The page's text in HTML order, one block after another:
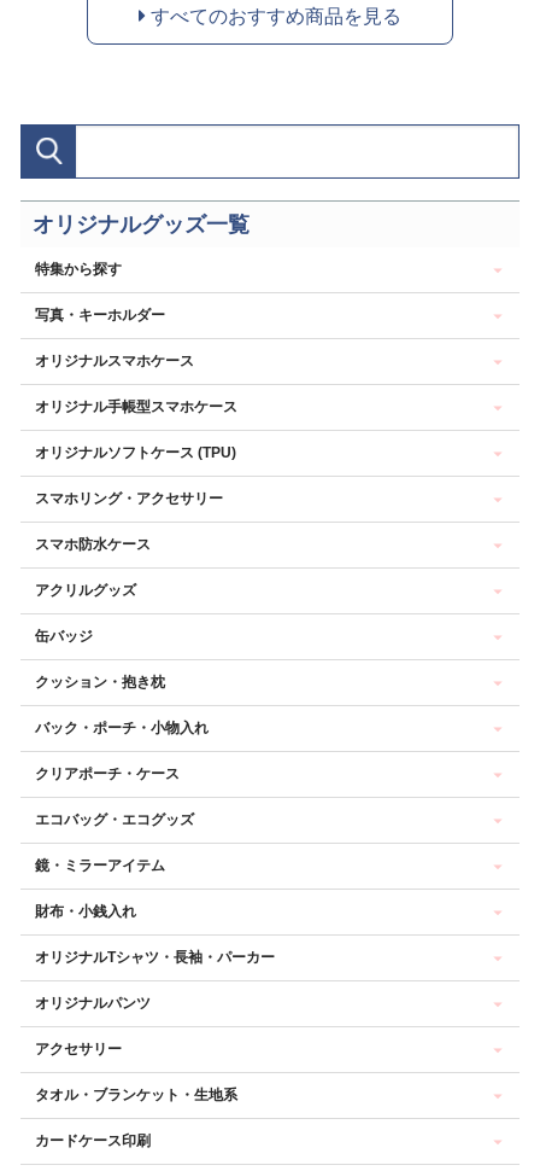
すべてのおすすめ商品を見る
オリジナルグッズ一覧
特集から探す
写真・キーホルダー
オリジナルスマホケース
オリジナル手帳型スマホケース
オリジナルソフトケース (TPU)
スマホリング・アクセサリー
スマホ防水ケース
アクリルグッズ
缶バッジ
クッション・抱き枕
バック・ポーチ・小物入れ
クリアポーチ・ケース
エコバッグ・エコグッズ
鏡・ミラーアイテム
財布・小銭入れ
オリジナルTシャツ・長袖・パーカー
オリジナルパンツ
アクセサリー
タオル・ブランケット・生地系
カードケース印刷